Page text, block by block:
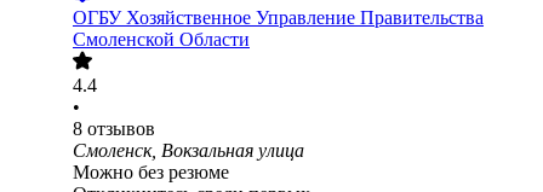
ОГБУ Хозяйственное Управление Правительства
Смоленской Области
4.4
•
8 отзывов
Смоленск, Вокзальная улица
Можно без резюме